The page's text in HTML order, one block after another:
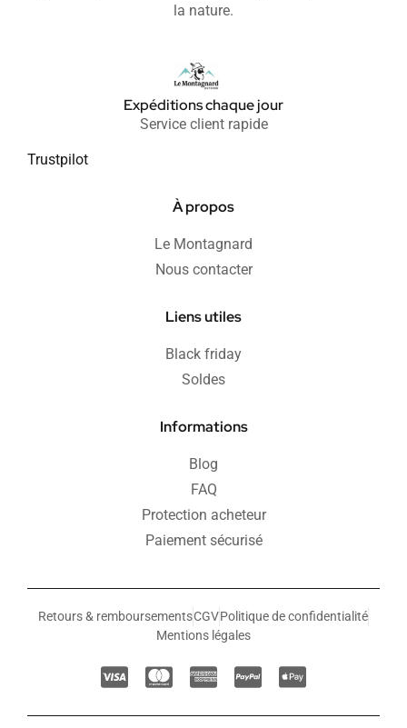
la nature.
Expéditions chaque jour
Service client rapide
Trustpilot
À propos
Le Montagnard
Nous contacter
Liens utiles
Black friday
Soldes
Informations
Blog
FAQ
Protection acheteur
Paiement sécurisé
Retours & remboursementsCGVPolitique de confidentialité
Mentions légales